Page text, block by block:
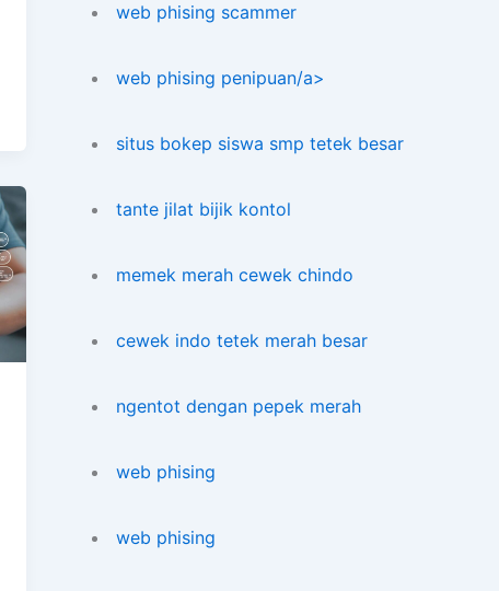
web phising scammer
web phising penipuan/a>
situs bokep siswa smp tetek besar
tante jilat bijik kontol
memek merah cewek chindo
cewek indo tetek merah besar
ngentot dengan pepek merah
web phising
web phising